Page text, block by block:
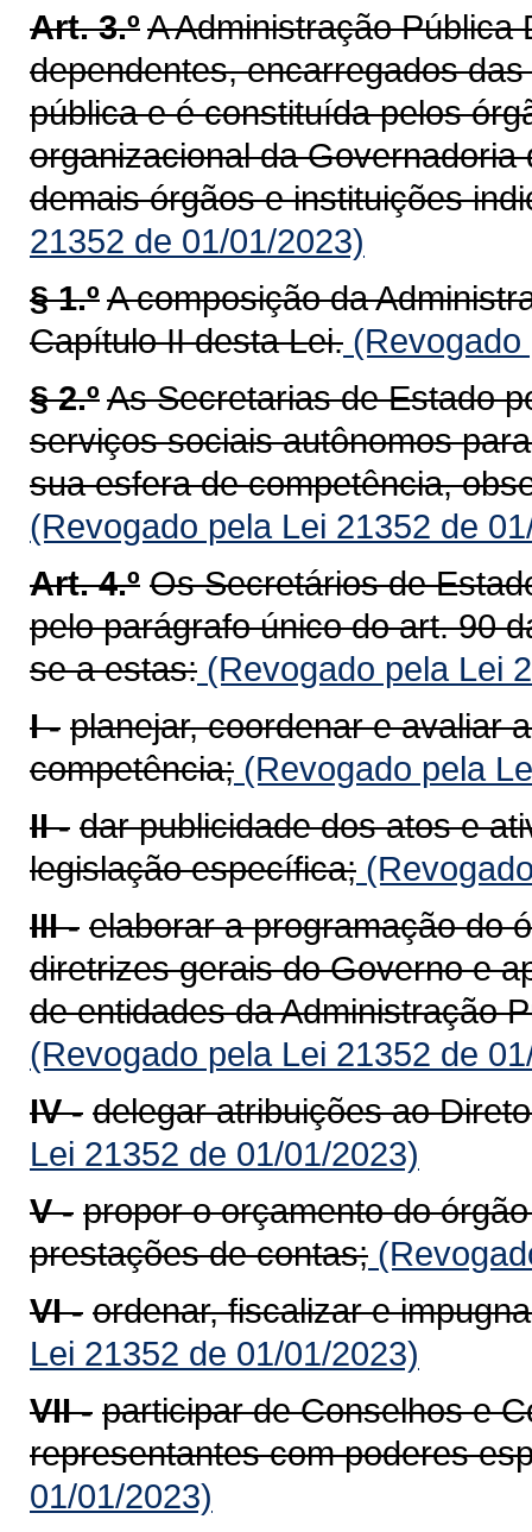
Art. 3.ºA Administração
dependentes, encarregados
pública e é constituída pelos
organizacional da
demais órgãos e instituições
21352 de 01/01/2023)
§ 1.ºA composição da
Capítulo II desta Lei. (Revogado
§ 2.ºAs Secretarias de Estado
serviços sociais autônomos
sua esfera de competência,
(Revogado pela Lei 21352 de
Art. 4.º Os Secretários de
pelo parágrafo único do art. 90
se a estas: (Revogado pela Lei
I - planejar, coordenar e avaliar
competência; (Revogado pela
II - dar publicidade dos atos e
legislação específica;
III - elaborar a programação do
diretrizes gerais do Governo e
de entidades da Administração
(Revogado pela Lei 21352 de
IV - delegar atribuições ao
Lei 21352 de 01/01/2023)
V - propor o orçamento do
prestações de contas;
VI - ordenar, fiscalizar e
Lei 21352 de 01/01/2023)
VII - participar de Conselhos e
representantes com poderes
01/01/2023)